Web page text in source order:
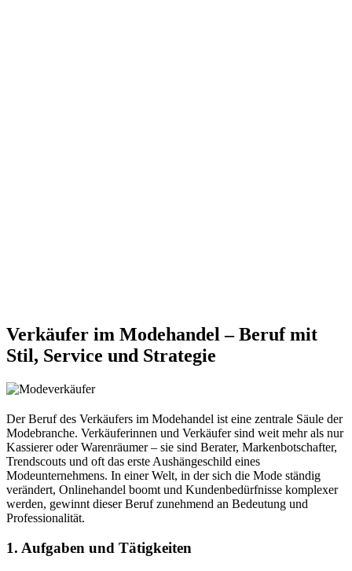
Verkäufer im Modehandel – Beruf mit
Stil, Service und Strategie
Der Beruf des Verkäufers im Modehandel ist eine zentrale Säule der
Modebranche. Verkäuferinnen und Verkäufer sind weit mehr als nur
Kassierer oder Warenräumer – sie sind Berater, Markenbotschafter,
Trendscouts und oft das erste Aushängeschild eines
Modeunternehmens. In einer Welt, in der sich die Mode ständig
verändert, Onlinehandel boomt und Kundenbedürfnisse komplexer
werden, gewinnt dieser Beruf zunehmend an Bedeutung und
Professionalität.
1. Aufgaben und Tätigkeiten